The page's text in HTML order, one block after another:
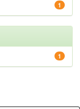
1
1